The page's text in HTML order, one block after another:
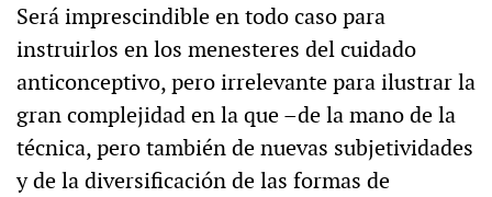
Será imprescindible en todo caso para
instruirlos en los menesteres del cuidado
anticonceptivo, pero irrelevante para ilustrar la
gran complejidad en la que –de la mano de la
técnica, pero también de nuevas subjetividades
y de la diversificación de las formas de